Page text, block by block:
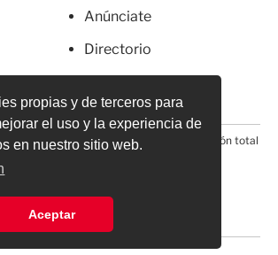
propias y de terceros para
el uso y la experiencia de
en nuestro sitio web.
Aceptar
Anúnciate
Directorio
reservados. Prohibida la reproducción total
incluyendo cualquier medio electrónico*